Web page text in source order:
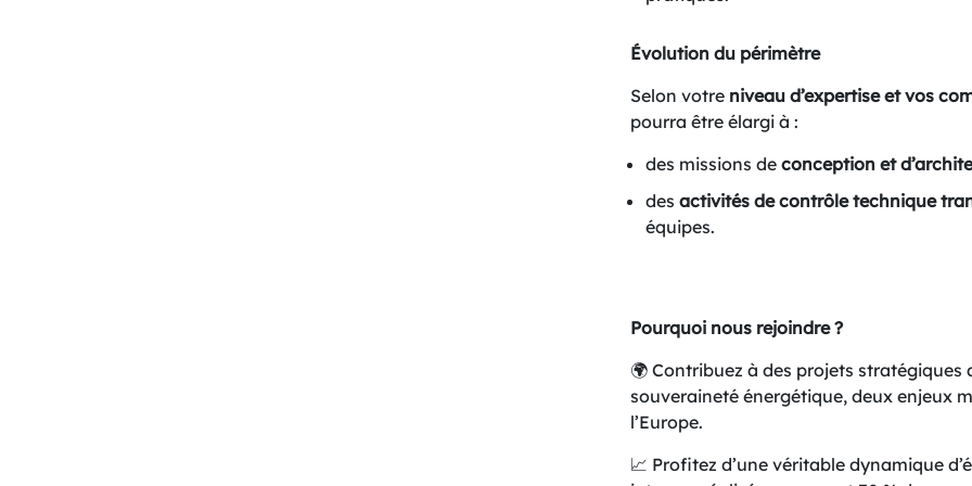
Évolution du périmètre
Selon votre niveau d’expertise et vos
pourra être élargi à :
des missions de conception et
des activités de contrôle technique
équipes.
Pourquoi nous rejoindre ?
🌍 Contribuez à des projets
souveraineté énergétique, deux enjeux
l’Europe.
📈 Profitez d’une véritable dynamique